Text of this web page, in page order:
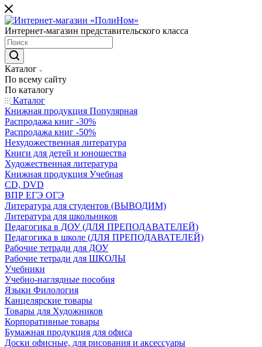
Интернет-магазин представительского класса
Каталог
По всему сайту
По каталогу
Каталог
Книжная продукция Популярная
Распродажа книг -30%
Распродажа книг -50%
Нехудожественная литература
Книги для детей и юношества
Художественная литература
Книжная продукция Учебная
CD, DVD
ВПР ЕГЭ ОГЭ
Литература для студентов (ВЫВОДИМ)
Литература для школьников
Педагогика в ДОУ (ДЛЯ ПРЕПОДАВАТЕЛЕЙ)
Педагогика в школе (ДЛЯ ПРЕПОДАВАТЕЛЕЙ)
Рабочие тетради для ДОУ
Рабочие тетради для ШКОЛЫ
Учебники
Учебно-наглядные пособия
Языки Филология
Канцелярские товары
Товары для Художников
Корпоративные товары
Бумажная продукция для офиса
Доски офисные, для рисования и аксессуары